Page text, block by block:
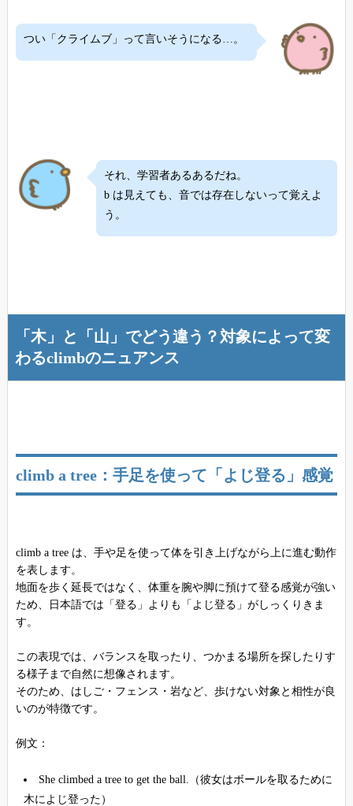
つい「クライムブ」って言いそうになる…。
それ、学習者あるあるだね。
b は見えても、音では存在しないって覚えよ
う。
「木」と「山」でどう違う？対象によって変
わるclimbのニュアンス
climb a tree：手足を使って「よじ登る」感覚
climb a tree は、手や足を使って体を引き上げながら上に進む動作
を表します。
地面を歩く延長ではなく、体重を腕や脚に預けて登る感覚が強い
ため、日本語では「登る」よりも「よじ登る」がしっくりきま
す。
この表現では、バランスを取ったり、つかまる場所を探したりす
る様子まで自然に想像されます。
そのため、はしご・フェンス・岩など、歩けない対象と相性が良
いのが特徴です。
例文：
She climbed a tree to get the ball.（彼女はボールを取るために
木によじ登った）